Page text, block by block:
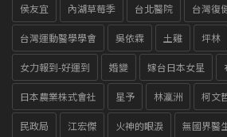
侯友宜 內湖草莓季 台北醫院 台灣復
台灣運動醫學學會 吳依霖 土雞 坪林
女力報到-好運到 婚變 嫁台日本女星
日本農業株式會社 星予 林瀛洲 柯文
民政局 江宏傑 火神的眼淚 無國界醫